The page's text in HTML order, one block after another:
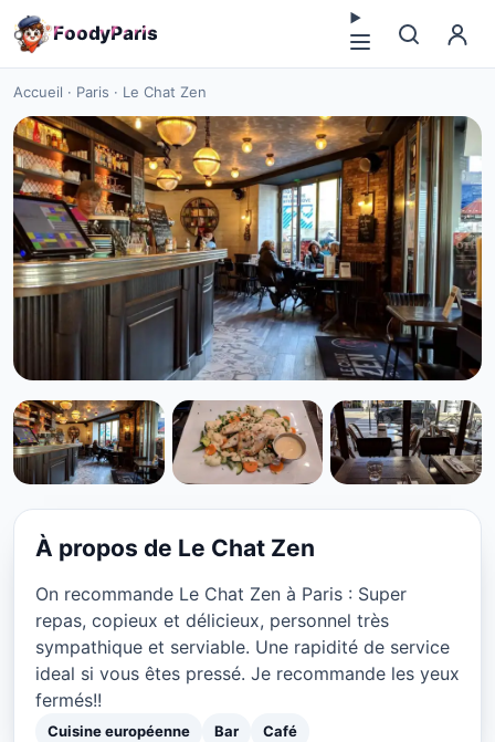
FoodyParis
Accueil · Paris · Le Chat Zen
CUISINE EUROPÉENNE
Le Chat Zen à Paris
★ 4/5
À propos de Le Chat Zen
On recommande Le Chat Zen à Paris : Super
repas, copieux et délicieux, personnel très
sympathique et serviable. Une rapidité de service
ideal si vous êtes pressé. Je recommande les yeux
fermés!!
Cuisine européenne Bar Café